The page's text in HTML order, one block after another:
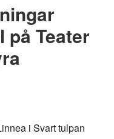
Teater
i Svart tulpan